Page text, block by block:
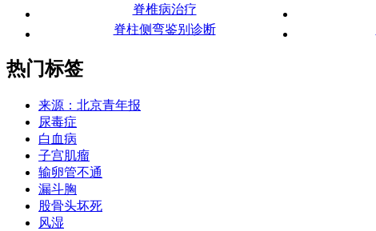
脊椎病治疗
脊柱侧弯鉴别诊断
热门标签
来源：北京青年报
尿毒症
白血病
子宫肌瘤
输卵管不通
漏斗胸
股骨头坏死
风湿